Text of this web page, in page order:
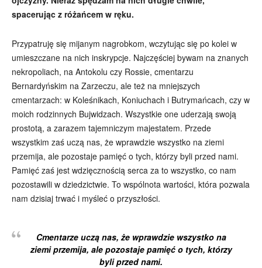
spacerując z różańcem w ręku.
Przypatruję się mijanym nagrobkom, wczytując się po kolei w
umieszczane na nich inskrypcje. Najczęściej bywam na znanych
nekropoliach, na Antokolu czy Rossie, cmentarzu
Bernardyńskim na Zarzeczu, ale też na mniejszych
cmentarzach: w Koleśnikach, Koniuchach i Butrymańcach, czy w
moich rodzinnych Bujwidzach. Wszystkie one uderzają swoją
prostotą, a zarazem tajemniczym majestatem. Przede
wszystkim zaś uczą nas, że wprawdzie wszystko na ziemi
przemija, ale pozostaje pamięć o tych, którzy byli przed nami.
Pamięć zaś jest wdzięcznością serca za to wszystko, co nam
pozostawili w dziedzictwie. To wspólnota wartości, która pozwala
nam dzisiaj trwać i myśleć o przyszłości.
Cmentarze uczą nas, że wprawdzie wszystko na
ziemi przemija, ale pozostaje pamięć o tych, którzy
byli przed nami.